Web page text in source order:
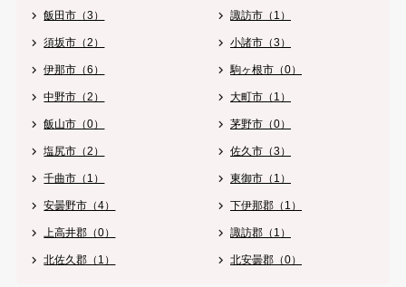
飯田市（3） 諏訪市（1）
須坂市（2） 小諸市（3）
伊那市（6） 駒ヶ根市（0）
中野市（2） 大町市（1）
飯山市（0） 茅野市（0）
塩尻市（2） 佐久市（3）
千曲市（1） 東御市（1）
安曇野市（4） 下伊那郡（1）
上高井郡（0） 諏訪郡（1）
北佐久郡（1） 北安曇郡（0）